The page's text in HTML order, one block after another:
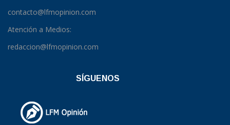
contacto@lfmopinion.com
Atención a Medios:
redaccion@lfmopinion.com
SÍGUENOS